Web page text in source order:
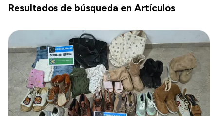
Prensa
Autoridades y Organismos
Discursos en la Legislatura
Casa de Gobierno
Acerca de Río Negro
Historia
Resultados de búsqueda en Artículos